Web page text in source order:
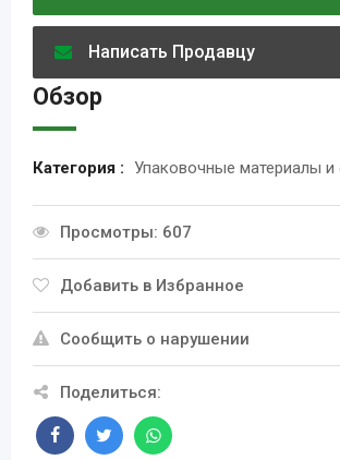
Написать Продавцу
Обзор
Категория : Упаковочные материалы и
Просмотры: 607
Добавить в Избранное
Сообщить о нарушении
Поделиться: